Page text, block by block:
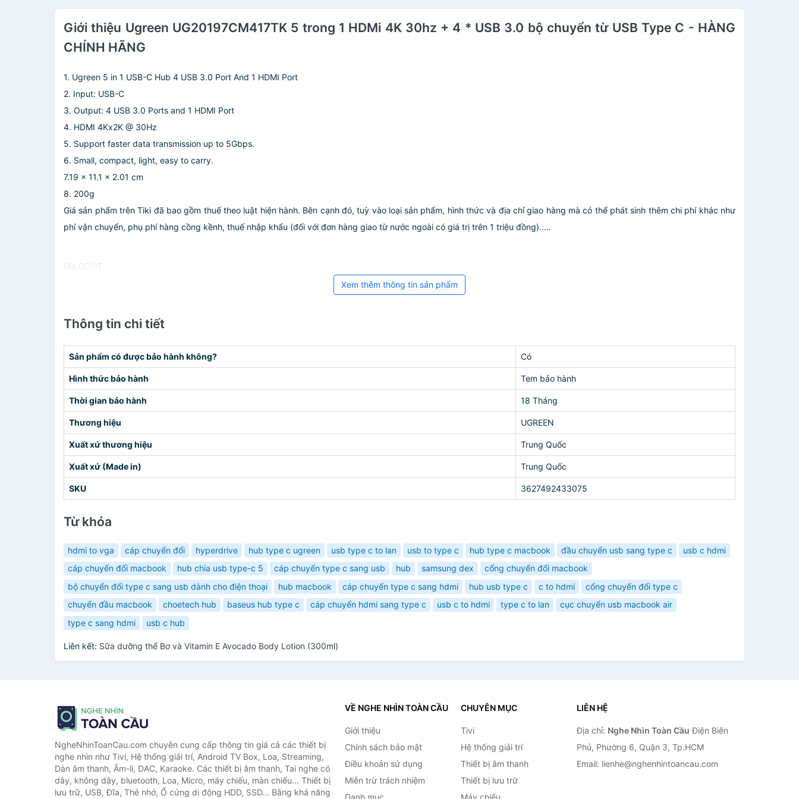
Giới thiệu Ugreen UG20197CM417TK 5 trong 1 HDMi 4K 30hz + 4 * USB 3.0 bộ chuyển từ USB Type C - HÀNG
CHÍNH HÃNG
1. Ugreen 5 in 1 USB-C Hub 4 USB 3.0 Port And 1 HDMI Port
2. Input: USB-C
3. Output: 4 USB 3.0 Ports and 1 HDMI Port
4. HDMI 4Kx2K @ 30Hz
5. Support faster data transmission up to 5Gbps.
6. Small, compact, light, easy to carry.
7.19 x 11.1 x 2.01 cm
8. 200g
Giá sản phẩm trên Tiki đã bao gồm thuế theo luật hiện hành. Bên cạnh đó, tuỳ vào loại sản phẩm, hình thức và địa chỉ giao hàng mà có thể phát sinh thêm chi phí khác như
phí vận chuyển, phụ phí hàng cồng kềnh, thuế nhập khẩu (đối với đơn hàng giao từ nước ngoài có giá trị trên 1 triệu đồng).....
Giá GOUT
Xem thêm thông tin sản phẩm
Thông tin chi tiết
Sản phẩm có được bảo hành không? Có
Hình thức bảo hành Tem bảo hành
Thời gian bảo hành 18 Tháng
Thương hiệu UGREEN
Xuất xứ thương hiệu Trung Quốc
Xuất xứ (Made in) Trung Quốc
SKU 3627492433075
Từ khóa
hdmi to vga cáp chuyển đổi hyperdrive hub type c ugreen usb type c to lan usb to type c hub type c macbook đầu chuyển usb sang type c
usb c hdmi
cáp chuyển đổi macbook
hub chia usb type-c 5 cáp chuyển type c sang usb hub samsung dex
cổng chuyển đổi macbook
bộ chuyển đổi type c sang usb dành cho điện thoại
hub macbook cáp chuyển type c sang hdmi hub usb type c c to hdmi
cổng chuyển đổi type c
chuyển đầu macbook
choetech hub baseus hub type c cáp chuyển hdmi sang type c usb c to hdmi type c to lan
cục chuyển usb macbook air
type c sang hdmi
usb c hub
Liên kết: Sữa dưỡng thể Bơ và Vitamin E Avocado Body Lotion (300ml)
NgheNhinToanCau.com chuyên cung cấp thông tin giá cả các thiết bị
nghe nhìn như Tivi, Hệ thống giải trí, Android TV Box, Loa, Streaming,
Dàn âm thanh, Âm-li, DAC, Karaoke. Các thiết bị âm thanh, Tai nghe có
dây, không dây, bluetooth, Loa, Micro, máy chiếu, màn chiếu... Thiết bị
lưu trữ, USB, Đĩa, Thẻ nhớ, Ổ cứng di động HDD, SSD... Bằng khả năng
VỀ NGHE NHÌN TOÀN CẦU
Giới thiệu
Chính sách bảo mật
Điều khoản sử dụng
Miễn trừ trách nhiệm
Danh mục
CHUYÊN MỤC
Tivi
Hệ thống giải trí
Thiết bị âm thanh
Thiết bị lưu trữ
Máy chiếu
LIÊN HỆ
Địa chỉ: Nghe Nhìn Toàn Cầu Điện Biên
Phủ, Phường 6, Quận 3, Tp.HCM
Email: lienhe@nghenhintoancau.com